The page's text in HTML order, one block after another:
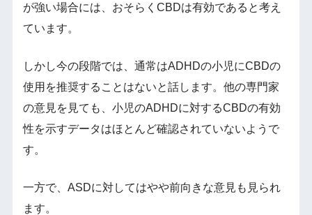
が強い場合には、おそらくCBDは有効であると考え
ています。
しかし今の段階では、通常はADHDの小児にCBDの
使用を推奨することはないと話します。他の専門家
の意見を見ても、小児のADHDに対するCBDの有効
性を示すデータはほとんど確認されていないようで
す。
一方で、ASDに対してはやや前向きな意見も見られ
ます。